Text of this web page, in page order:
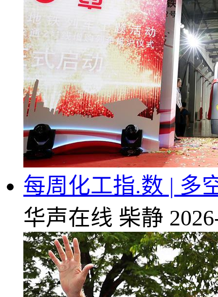
每周化工指.数 | 多
华声在线 柴静